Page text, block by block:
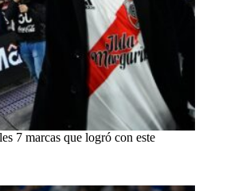
7 marcas que logró con este